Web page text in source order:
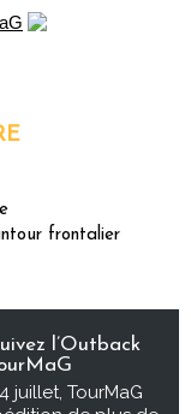
frontalier
l’Outback
juillet, TourMaG